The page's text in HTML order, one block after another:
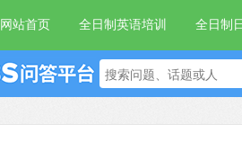
网站首页 全日制英语培训 全日制